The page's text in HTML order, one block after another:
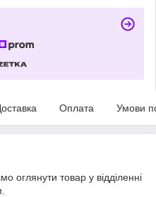
Оплата Умови
оглянути товар у відділенні